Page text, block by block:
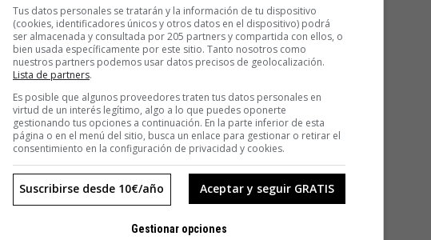
la película. Música… ¿violines?, puede ser… ¡Juiizzt!
un esclavo al borde de la inconsciencia. Pasa saliva,
sorbos de aire, pero en nítido inglés.
clemencia, vuestra merced! ¡Piedad, coño!»
casi dejamos olvidados la rabia y el escarmiento.
la última ruta desvanecidos en una banca. Callados.
y ya. Beatriz volvió a Guadalajara y me gusta pensar que
hasta nos dijimos esas cursilerías que se dicen en las
nos pusimos los mismos subtítulos.
Tus datos personales se tratarán y la información de tu dispositivo
(cookies, identificadores únicos y otros datos en el dispositivo) podrá
ser almacenada y consultada por 205 partners y compartida con ellos, o
bien usada específicamente por este sitio. Tanto nosotros como
nuestros partners podemos usar datos precisos de geolocalización.
Lista de partners.
Es posible que algunos proveedores traten tus datos personales en
virtud de un interés legítimo, algo a lo que puedes oponerte
gestionando tus opciones a continuación. En la parte inferior de esta
página o en el menú del sitio, busca un enlace para gestionar o retirar el
consentimiento en la configuración de privacidad y cookies.
Aceptar y seguir GRATIS
Suscribirse desde 10€/año
Gestionar opciones